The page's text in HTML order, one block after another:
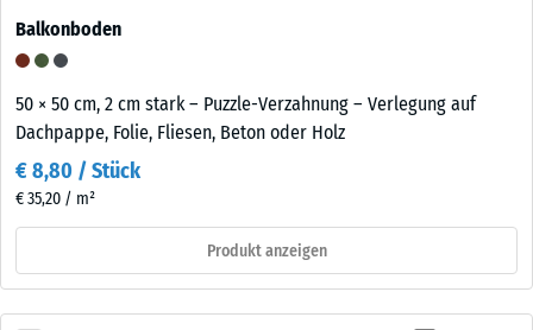
Balkonboden
50 × 50 cm, 2 cm stark – Puzzle-Verzahnung – Verlegung auf
Dachpappe, Folie, Fliesen, Beton oder Holz
€ 8,80 / Stück
€ 35,20 / m²
Produkt anzeigen